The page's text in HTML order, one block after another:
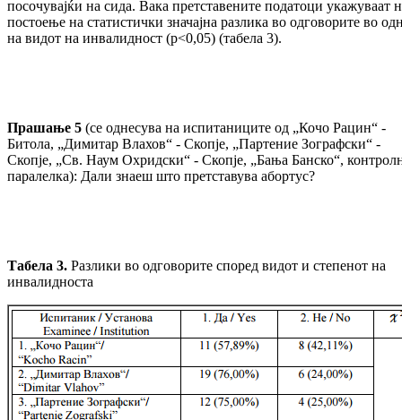
посочувајќи на сида. Вака претставените податоци укажуваат
постоење на статистички значајна разлика во одговорите во
на видот на инвалидност (p<0,05) (табела 3).
Прашање 5 (се однесува на испитаниците од „Кочо Рацин“ -
Битола, „Димитар Влахов“ - Скопје, „Партение Зографски“ -
Скопје, „Св. Наум Охридски“ - Скопје, „Бања Банско“,
паралелка): Дали знаеш што претставува абортус?
Табела 3. Разлики во одговорите според видот и степенот на
инвалидноста